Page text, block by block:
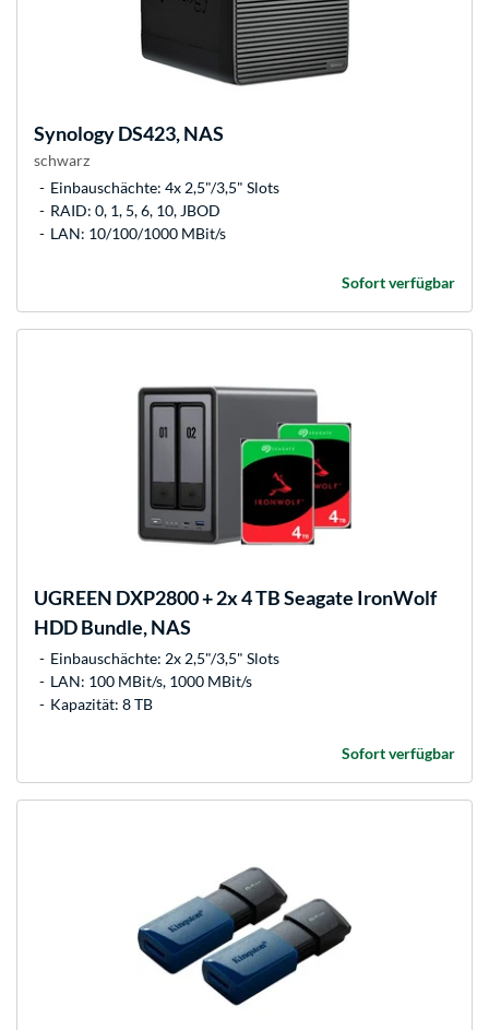
SynologyDS423, NAS
schwarz
Einbauschächte: 4x 2,5"/3,5" Slots
RAID: 0, 1, 5, 6, 10, JBOD
LAN: 10/100/1000 MBit/s
Sofort verfügbar
UGREEN DXP2800 + 2x 4 TB Seagate IronWolf
HDD Bundle, NAS
Einbauschächte: 2x 2,5"/3,5" Slots
LAN: 100 MBit/s, 1000 MBit/s
Kapazität: 8 TB
Sofort verfügbar